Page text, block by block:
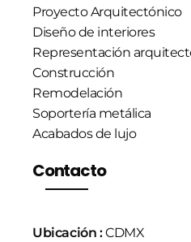
Proyecto Arquitectónico
Diseño de interiores
Representación
Construcción
Remodelación
Soportería metálica
Acabados de lujo
Contacto
Ubicación :CDMX